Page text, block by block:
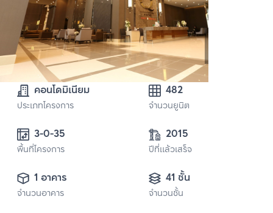
คอนโดมิเนียม
ประเภทโครงการ
482
จำนวนยูนิต
พื้นที่โครงการ
2015
ปีที่แล้วเสร็จ
1 อาคาร
จำนวนอาคาร
41 ชั้น
จำนวนชั้น